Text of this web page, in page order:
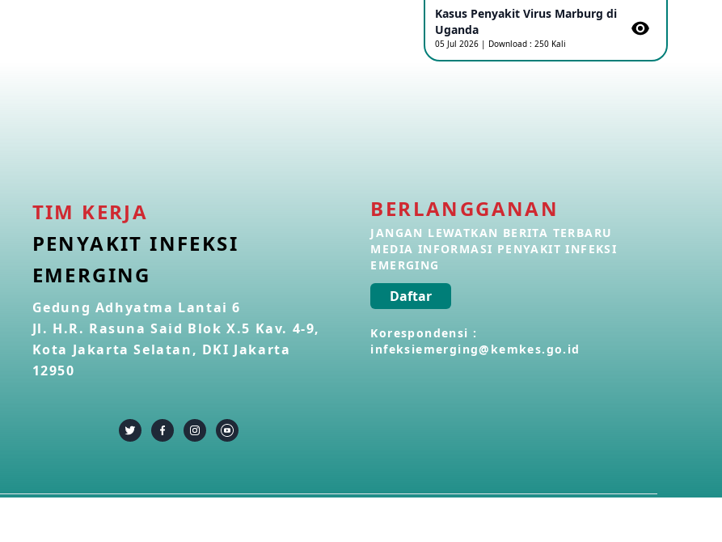
08 May 2026
Update Penyakit Virus Hanta Tipe HPS
Penyakit Meningokokus di Vietnam
28 Apr 2026
Informasi Penyakit POH VAU yang
Kasus Penyakit Virus Marburg di
Uganda
05 Jul 2026 | Download : 250 Kali
TIM KERJA
PENYAKIT INFEKSI
EMERGING
Gedung Adhyatma Lantai 6
Jl. H.R. Rasuna Said Blok X.5 Kav. 4-9,
Kota Jakarta Selatan, DKI Jakarta
12950
BERLANGGANAN
JANGAN LEWATKAN BERITA TERBARU
MEDIA INFORMASI PENYAKIT INFEKSI
EMERGING
Daftar
Korespondensi :
infeksiemerging@kemkes.go.id